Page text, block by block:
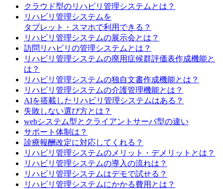
クラウド型のリハビリ管理システムとは？
リハビリ管理システムを
タブレット・スマホで利用できる？
リハビリ管理システムの展示会とは？
訪問リハビリの管理システムとは？
リハビリ管理システムの廃用症候群評価表作成機能と
は？
リハビリ管理システムの独自文書作成機能とは？
リハビリ管理システムの介護管理機能とは？
AIを搭載したリハビリ管理システムはある？
失敗しない選び方とは？
webシステム型とクライアントサーバ型の違い
サポート体制は？
診療報酬改定に対応してくれる？
リハビリ管理システムのメリット・デメリットとは？
リハビリ管理システムの導入の流れは？
リハビリ管理システムはデモで試せる？
リハビリ管理システムにかかる費用とは？